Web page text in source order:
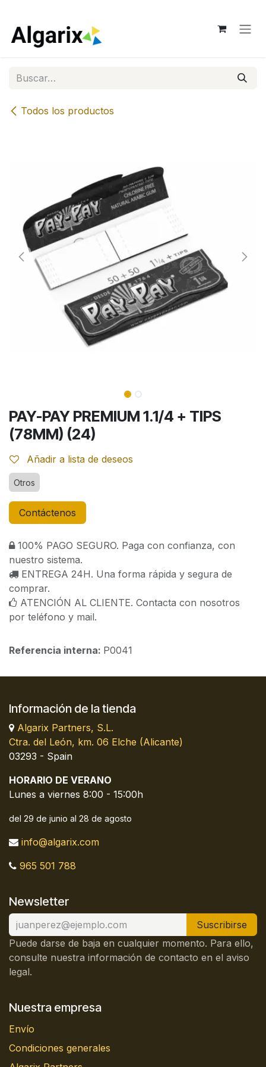
Todos los productos
PAY-PAY PREMIUM 1.1/4 + TIPS
(78MM) (24)
Añadir a lista de deseos
Otros
Contáctenos
100% PAGO SEGURO. Paga con confianza, con
nuestro sistema.
ENTREGA 24H. Una forma rápida y segura de
comprar.
ATENCIÓN AL CLIENTE. Contacta con nosotros
por teléfono y mail.
Referencia interna: P0041
Información de la tienda
Algarix Partners, S.L.
Ctra. del León, km. 06 Elche (Alicante)
03293 - Spain
HORARIO DE VERANO
Lunes a viernes 8:00 - 15:00h
del 29 de junio al 28 de agosto
info@algarix.com
965 501 788
Newsletter
Suscribirse
Puede darse de baja en cualquier momento. Para ello,
consulte nuestra información de contacto en el aviso
legal.
Nuestra empresa
Envío
Condiciones generales